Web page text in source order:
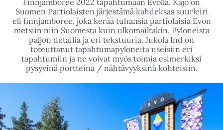
KAJO FINNJAMBOREE PYLONIT - EVO
Jukola Industriesin puiset tapahtumapylonit Kajo -
Finnjamboree 2022 tapahtumaan Evolla. Kajo on